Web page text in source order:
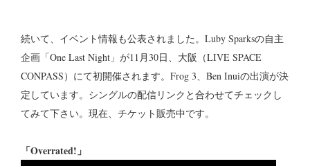
続いて、イベント情報も公表されました。Luby Sparksの自主
企画「One Last Night」が11月30日、大阪（LIVE SPACE
CONPASS）にて初開催されます。Frog 3、Ben Inuiの出演が決
定しています。シングルの配信リンクと合わせてチェックし
てみて下さい。現在、チケット販売中です。
「Overrated!」